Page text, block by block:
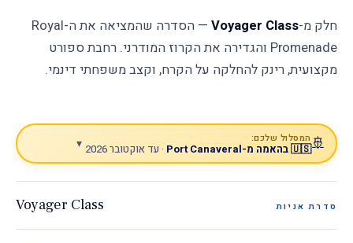
חלק מ-Voyager Class
— הסדרה שהמציאה את ה-Royal
Promenade והגדירה את הקרוז המודרני. רחבת ספורט
מקצועית, רינק להחלקה על הקרח, וקצב משפחתי דינמי.
🚢המסלול שלכם:
🇺🇸 בהאמה מ-Port Canaveral · עד אוקטובר 2026 ▾
סדרת אניות Voyager Class